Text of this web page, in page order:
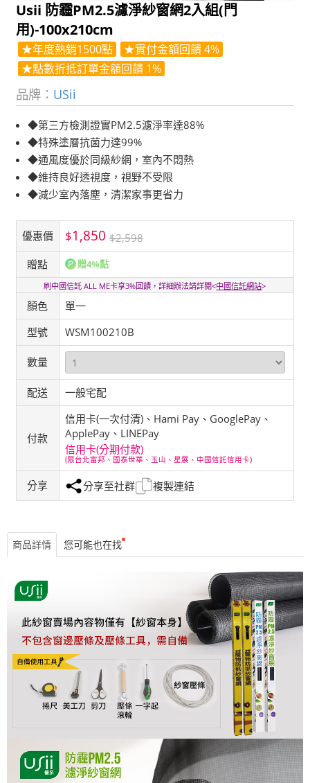
Usii 防霾PM2.5濾淨紗窗網2入組(門
用)-100x210cm
★年度熱銷1500點
★實付金額回饋 4%
★點數折抵訂單金額回饋 1%
品牌： USii
◆第三方檢測證實PM2.5濾淨率達88%
◆特殊塗層抗菌力達99%
◆通風度優於同級紗網，室內不悶熱
◆維持良好透視度，視野不受限
◆減少室內落塵，清潔家事更省力
優惠價 $1,850 $2,598
贈點
贈4%點
刷中國信託 ALL ME卡享3%回饋，詳細辦法請詳閱<中國信託網站>
顏色
單一
型號
WSM100210B
數量
配送 一般宅配
付款
信用卡(一次付清)、Hami Pay、GooglePay、
ApplePay、LINEPay
信用卡(分期付款)
(限台北富邦、國泰世華、玉山、星展、中國信託信用卡)
分享 分享至社群 複製連結
商品詳情 您可能也在找